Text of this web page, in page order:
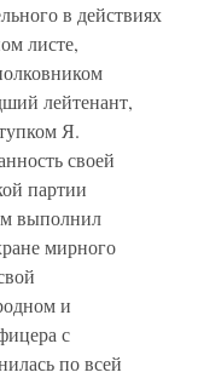
в действиях
листе,
лейтенант,
Я.
своей
партии
выполнил
мирного
и
с
по всей